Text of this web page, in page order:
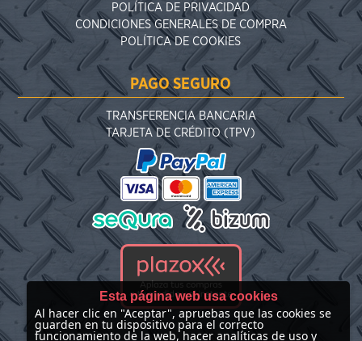
POLÍTICA DE PRIVACIDAD
CONDICIONES GENERALES DE COMPRA
POLÍTICA DE COOKIES
PAGO SEGURO
TRANSFERENCIA BANCARIA
TARJETA DE CRÉDITO (TPV)
Esta página web usa cookies
Al hacer clic en "Aceptar", apruebas que las cookies se
guarden en tu dispositivo para el correcto
funcionamiento de la web, hacer analíticas de uso y